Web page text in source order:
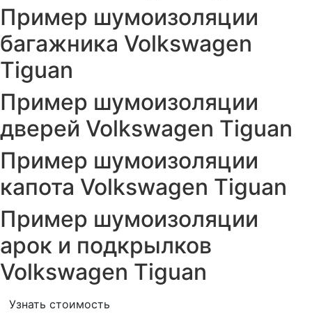
Пример шумоизоляции
багажника Volkswagen
Tiguan
Пример шумоизоляции
дверей Volkswagen Tiguan
Пример шумоизоляции
капота Volkswagen Tiguan
Пример шумоизоляции
арок и подкрылков
Volkswagen Tiguan
Узнать стоимость